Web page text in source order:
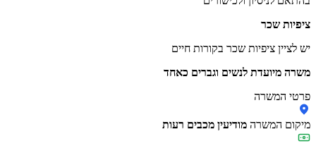
ציפיות שכר
יש לציין ציפיות שכר בקורות חיים
משרה מיועדת לנשים וגברים כאחד
פרטי המשרה
מיקום המשרה מודיעין מכבים רעות